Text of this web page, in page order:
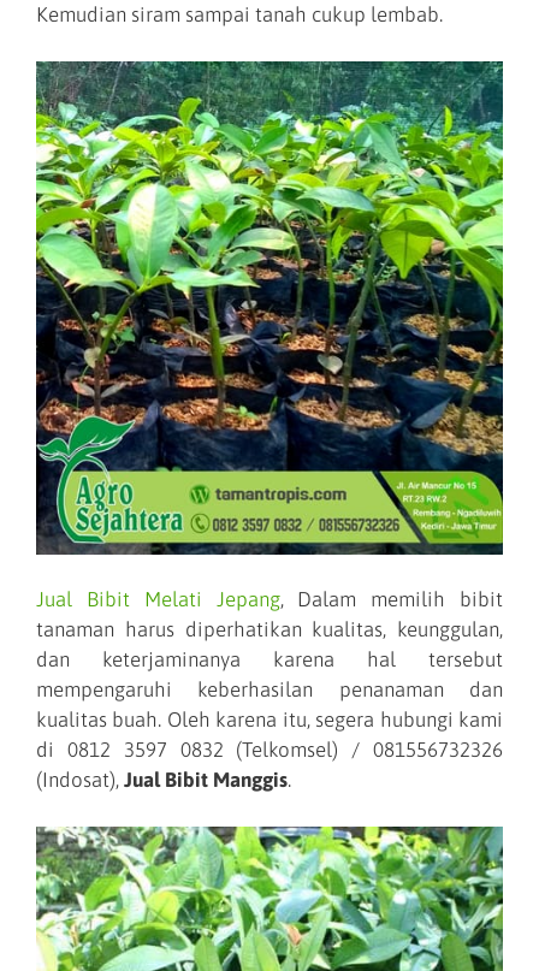
Kemudian siram sampai tanah cukup lembab.
Jual Bibit Melati Jepang, Dalam memilih bibit
tanaman harus diperhatikan kualitas, keunggulan,
dan keterjaminanya karena hal tersebut
mempengaruhi keberhasilan penanaman dan
kualitas buah. Oleh karena itu, segera hubungi kami
di 0812 3597 0832 (Telkomsel) / 081556732326
(Indosat), Jual Bibit Manggis.